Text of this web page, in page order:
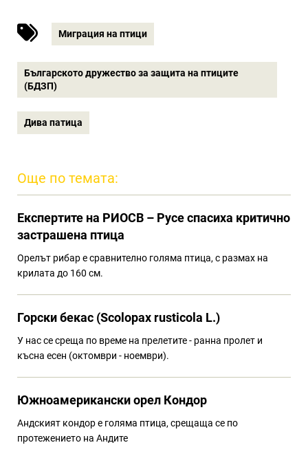
Миграция на птици
Българското дружество за защита на птиците
(БДЗП)
Дива патица
Още по темата:
Eкспертите на РИОСВ – Русе спасиха критично
застрашена птица
Орелът рибар е сравнително голяма птица, с размах на
крилата до 160 см.
Горски бекас (Scolopax rusticola L.)
У нас се среща по време на прелетите - ранна пролет и
късна есен (октомври - ноември).
Южноамерикански орел Кондор
Андският кондор е голяма птица, срещаща се по
протежението на Андите